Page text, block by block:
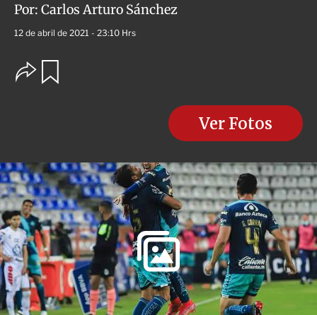
Por: Carlos Arturo Sánchez
12 de abril de 2021 - 23:10 Hrs
O
p
s
d
e
c
o
m
p
a
r
t
i
r
Ver Fotos